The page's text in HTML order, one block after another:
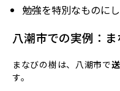
勉強を特別なものに
八潮市での実例：
まなびの樹は、八潮市で
す。